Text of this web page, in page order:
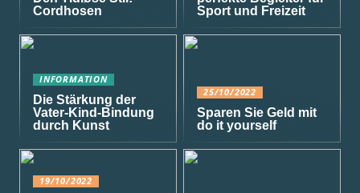
Cordhosen
Sport und Freizeit
INFORMATION
Die Stärkung der
Vater-Kind-Bindung
durch Kunst
25/10/2022
Sparen Sie Geld mit
do it yourself
19/10/2022